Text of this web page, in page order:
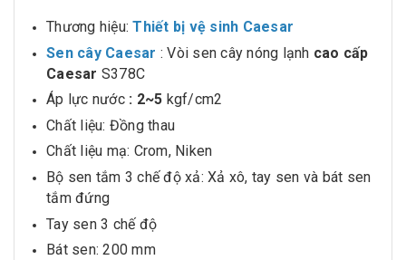
Thương hiệu:Thiết bị vệ sinh Caesar
Sen cây Caesar : Vòi sen cây nóng lạnh cao cấp
Caesar S378C
Áp lực nước: 2~5 kgf/cm2
Chất liệu: Đồng thau
Chất liệu mạ: Crom, Niken
Bộ sen tắm 3 chế độ xả: Xả xô, tay sen và bát sen
tắm đứng
Tay sen 3 chế độ
Bát sen: 200 mm